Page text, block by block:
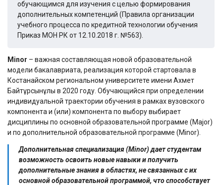
обучающимся для изучения с целью формирования
дополнительных компетенций (Правила организации
учебного процесса по кредитной технологии обучения
Приказ МОН РК от 12.10.2018 г. №563).
Minor – важная составляющая новой образовательной
модели бакалавриата, реализация которой стартовала в
Костанайском региональном университете имени Ахмет
Байтұрсынұлы в 2020 году. Обучающийся при определении
индивидуальной траектории обучения в рамках вузовского
компонента и (или) компонента по выбору выбирает
дисциплины по основной образовательной программе (Major)
и по дополнительной образовательной программе (Minor).
Дополнительнаяспециализация(Minor) дает студентам
возможность освоить новые навыки и получить
дополнительные знания в областях, не связанных с их
основнойобразовательной программой, что способствует